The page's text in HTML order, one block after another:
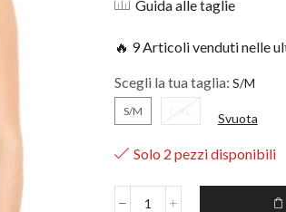
Guida alle taglie
🔥 9 Articoli venduti nelle
Scegli la tua taglia:
S/M L/XL Svuota
Solo 2 pezzi disponibili